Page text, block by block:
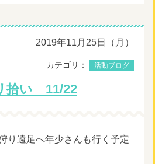
2019年11月25日（月）
カテゴリ： 活動ブログ
拾い 11/22
り遠足へ年少さんも行く予定